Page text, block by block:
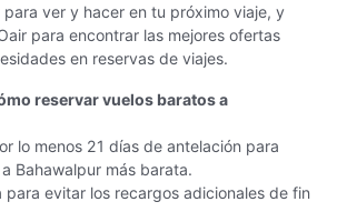
ver y hacer en tu próximo viaje, y
para encontrar las mejores ofertas
en reservas de viajes.
reservar vuelos baratos a
lo menos 21 días de antelación para
Bahawalpur más barata.
para evitar los recargos adicionales de fin